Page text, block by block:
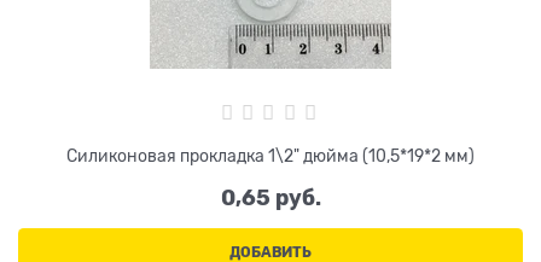
Силиконовая прокладка 1\2" дюйма (10,5*19*2 мм)
0,65 руб.
ДОБАВИТЬ